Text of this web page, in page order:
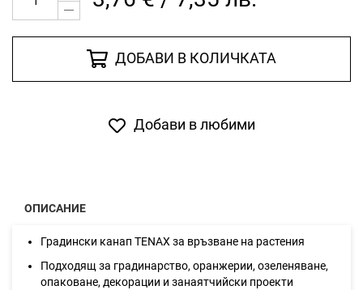
ДОБАВИ В КОЛИЧКАТА
Добави в любими
ОПИСАНИЕ
Градински канап TENAX за връзване на растения
Подходящ за градинарство, оранжерии, озеленяване,
опаковане, декорации и занаятчийски проекти